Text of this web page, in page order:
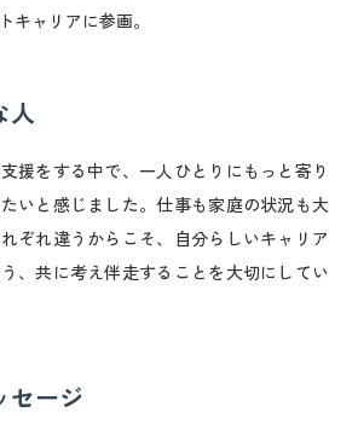
キャリアに参画。
人
援をする中で、一人ひとりにもっと寄り
いと感じました。仕事も家庭の状況も大
ぞれ違うからこそ、自分らしいキャリア
、共に考え伴走することを大切にしてい
セージ